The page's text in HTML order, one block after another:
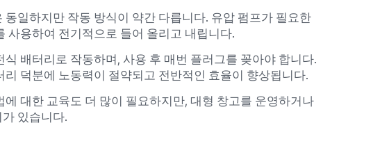
일하지만 작동 방식이 약간 다릅니다. 유압 펌프가 필요한
사용하여 전기적으로 들어 올리고 내립니다.
배터리로 작동하며, 사용 후 매번 플러그를 꽂아야 합니다.
덕분에 노동력이 절약되고 전반적인 효율이 향상됩니다.
대한 교육도 더 많이 필요하지만, 대형 창고를 운영하거나
있습니다.